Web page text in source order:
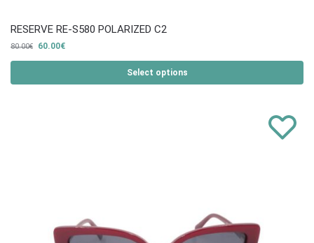
RESERVE RE-S580 POLARIZED C2
80.00€ 60.00€
Select options